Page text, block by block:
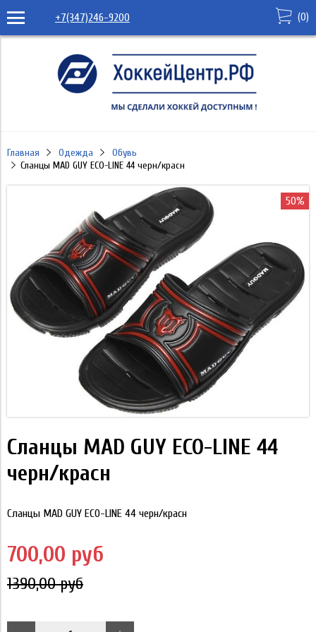
+7(347)246-9200 (0)
Главная Одежда
Обувь
Сланцы MAD GUY ECO-LINE 44 черн/красн
50%
Сланцы MAD GUY ECO-LINE 44
черн/красн
Сланцы MAD GUY ECO-LINE 44 черн/красн
700,00 руб
1390,00 руб